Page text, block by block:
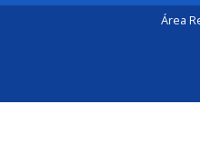
Área